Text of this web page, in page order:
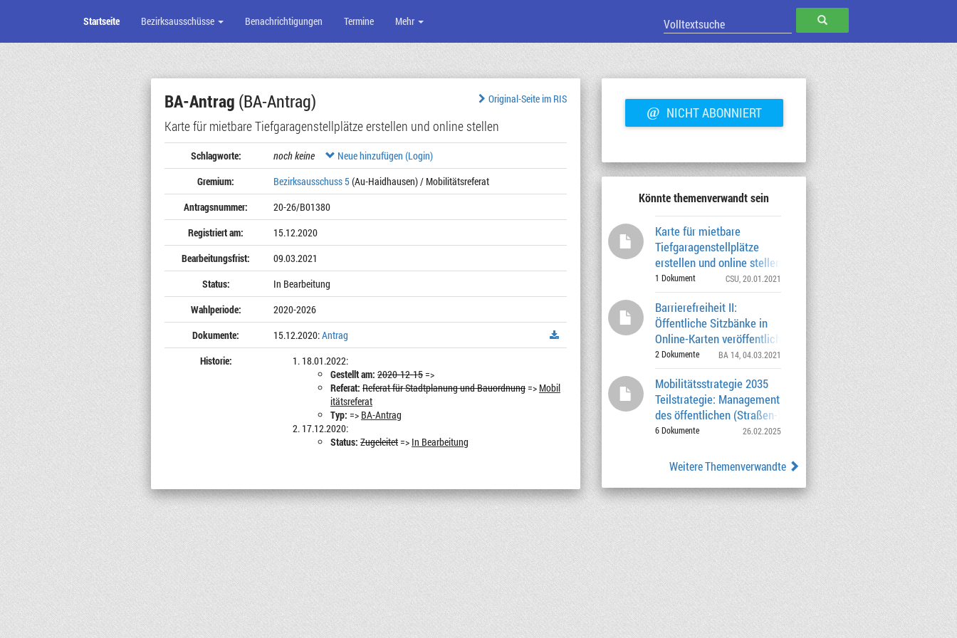
Zum
Seiteninhalt
SUCHEN
Startseite Bezirksausschüsse Benachrichtigungen Termine Mehr
Original-Seite im RIS
BA-Antrag (BA-Antrag)
Karte für mietbare Tiefgaragenstellplätze erstellen und online stellen
Schlagworte: noch keine
Neue hinzufügen (Login)
Gremium:
Bezirksausschuss 5(Au-Haidhausen) / Mobilitätsreferat
Antragsnummer:
20-26/B01380
Registriert am:
15.12.2020
Bearbeitungsfrist:
09.03.2021
Status:
In Bearbeitung
Wahlperiode:
2020-2026
Dokumente:
15.12.2020:Antrag
Historie:
18.01.2022:
Gestellt am: 2020-12-15=>
Referat: Referat für Stadtplanung und Bauordnung=> Mobil
itätsreferat
Typ: => BA-Antrag
17.12.2020:
Status: Zugeleitet=> In Bearbeitung
@ NICHT ABONNIERT
Könnte themenverwandt sein
Karte für mietbare
Tiefgaragenstellplätze
erstellen und online stellen
1 Dokument CSU , 20.01.2021
Barrierefreiheit II:
Öffentliche Sitzbänke in
Online-Karten veröffentlichen
2 Dokumente BA 14, 04.03.2021
Mobilitätsstrategie 2035
Teilstrategie: Management
des öffentlichen (Straßen-)Raums
6 Dokumente 26.02.2025
Weitere Themenverwandte